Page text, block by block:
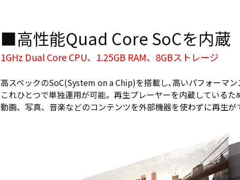
■高性能Quad Core SoCを内蔵
1GHz Dual Core CPU、1.25GB RAM、8GBストレージ
高スペックのSoC(System on a Chip)を搭載し､高いパフォーマン
これひとつで単独運用が可能。再生プレーヤーを内蔵している
動画、写真、音楽などのコンテンツを外部機器を使わずに再生が